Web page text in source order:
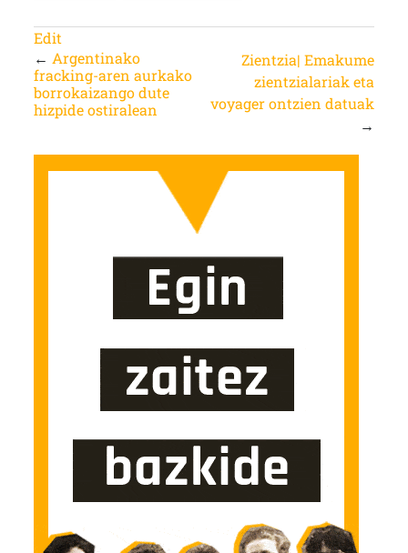
Edit
← Argentinako
fracking-aren aurkako
borrokaizango dute
hizpide ostiralean
Zientzia| Emakume
zientzialariak eta
voyager ontzien datuak
→